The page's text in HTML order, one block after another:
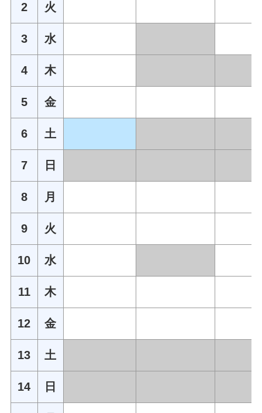
2 火
3 水
4 木
5 金
6 土
7 日
8 月
9 火
10 水
11 木
12 金
13 土
14 日